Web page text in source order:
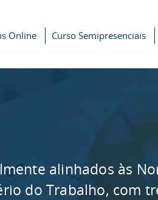
Online Curso Semipresenciais
alinhados às
do Trabalho, com